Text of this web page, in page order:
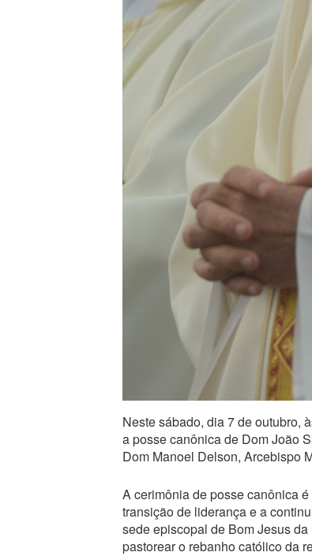
Neste sábado, dia 7 de outubro,
a posse canônica de Dom João
Dom Manoel Delson, Arcebispo
A cerimônia de posse canônica
transição de liderança e a
sede episcopal de Bom Jesus
pastorear o rebanho católico da